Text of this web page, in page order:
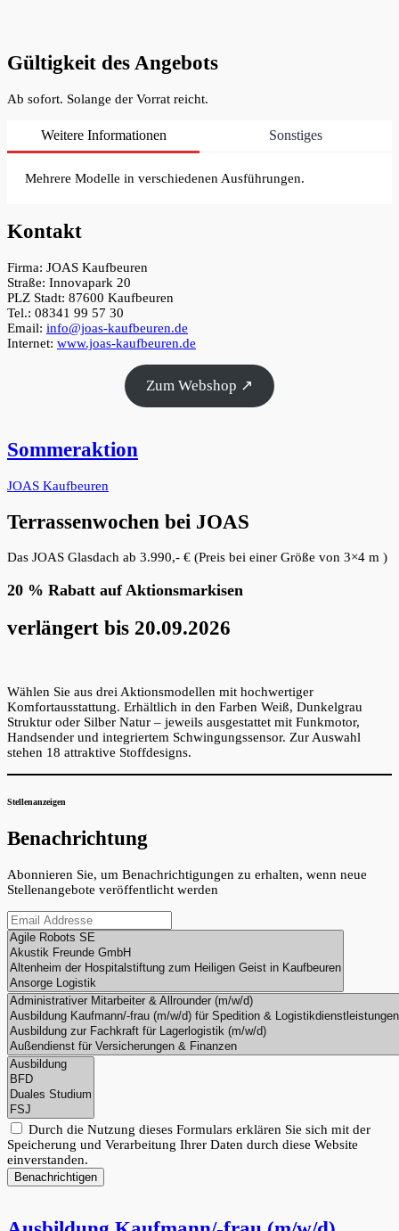
Gültigkeit des Angebots
Ab sofort. Solange der Vorrat reicht.
Weitere Informationen Sonstiges
Mehrere Modelle in verschiedenen Ausführungen.
Kontakt
Firma: JOAS Kaufbeuren
Straße: Innovapark 20
PLZ Stadt: 87600 Kaufbeuren
Tel.: 08341 99 57 30
Email: info@joas-kaufbeuren.de
Internet: www.joas-kaufbeuren.de
Zum Webshop ↗
Sommeraktion
JOAS Kaufbeuren
Terrassenwochen bei JOAS
Das JOAS Glasdach ab 3.990,- € (Preis bei einer Größe von 3×4 m )
20 % Rabatt auf Aktionsmarkisen
verlängert bis 20.09.2026
Wählen Sie aus drei Aktionsmodellen mit hochwertiger
Komfortausstattung. Erhältlich in den Farben Weiß, Dunkelgrau
Struktur oder Silber Natur – jeweils ausgestattet mit Funkmotor,
Handsender und integriertem Schwingungssensor. Zur Auswahl
stehen 18 attraktive Stoffdesigns.
Stellenanzeigen
Benachrichtung
Abonnieren Sie, um Benachrichtigungen zu erhalten, wenn neue
Stellenangebote veröffentlicht werden
Durch die Nutzung dieses Formulars erklären Sie sich mit der
Speicherung und Verarbeitung Ihrer Daten durch diese Website
einverstanden.
Benachrichtigen